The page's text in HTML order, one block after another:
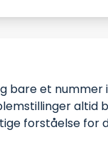
bare et nummer
altid
forståelse for